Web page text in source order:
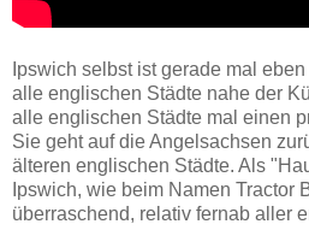
Ipswich selbst ist gerade mal
alle englischen Städte nahe der
alle englischen Städte mal einen
Sie geht auf die Angelsachsen
älteren englischen Städte. Als
Ipswich, wie beim Namen Tractor
überraschend, relativ fernab aller